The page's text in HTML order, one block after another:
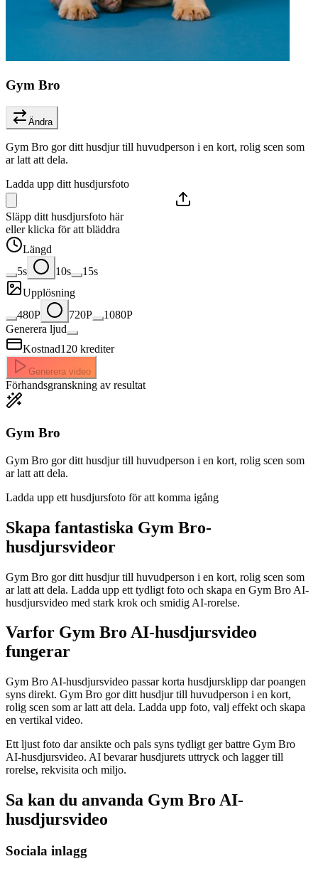
Gym Bro
Ändra
Gym Bro gor ditt husdjur till huvudperson i en kort, rolig scen som
ar latt att dela.
Ladda upp ditt husdjursfoto
Släpp ditt husdjursfoto här
eller klicka för att bläddra
Längd
5s
10s
15s
Upplösning
480P
720P
1080P
Generera ljud
Kostnad120 krediter
Generera video
Förhandsgranskning av resultat
Gym Bro
Gym Bro gor ditt husdjur till huvudperson i en kort, rolig scen som
ar latt att dela.
Ladda upp ett husdjursfoto för att komma igång
Skapa fantastiska Gym Bro-
husdjursvideor
Gym Bro gor ditt husdjur till huvudperson i en kort, rolig scen som
ar latt att dela. Ladda upp ett tydligt foto och skapa en Gym Bro AI-
husdjursvideo med stark krok och smidig AI-rorelse.
Varfor Gym Bro AI-husdjursvideo
fungerar
Gym Bro AI-husdjursvideo passar korta husdjursklipp dar poangen
syns direkt. Gym Bro gor ditt husdjur till huvudperson i en kort,
rolig scen som ar latt att dela. Ladda upp foto, valj effekt och skapa
en vertikal video.
Ett ljust foto dar ansikte och pals syns tydligt ger battre Gym Bro
AI-husdjursvideo. AI bevarar husdjurets uttryck och lagger till
rorelse, rekvisita och miljo.
Sa kan du anvanda Gym Bro AI-
husdjursvideo
Sociala inlagg